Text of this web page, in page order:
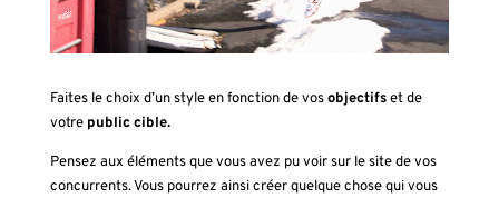
Faites le choix d’un style en fonction de vosobjectifset de
votre public cible.
Pensez aux éléments que vous avez pu voir sur le site de vos
concurrents. Vous pourrez ainsi créer quelque chose qui vous